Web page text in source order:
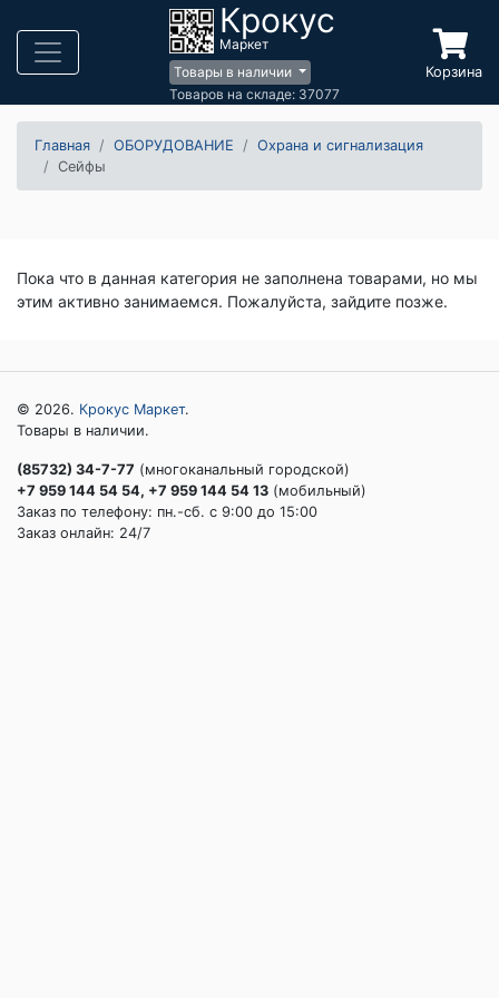
Крокус
Маркет
Товары в наличии
Товаров на складе: 37077
Корзина
Главная ОБОРУДОВАНИЕ
Охрана и сигнализация
Сейфы
Пока что в данная категория не заполнена товарами, но мы
этим активно занимаемся. Пожалуйста, зайдите позже.
© 2026. Крокус Маркет.
Товары в наличии.
(85732) 34-7-77 (многоканальный городской)
+7 959 144 54 54, +7 959 144 54 13 (мобильный)
Заказ по телефону: пн.-сб. c 9:00 до 15:00
Заказ онлайн: 24/7